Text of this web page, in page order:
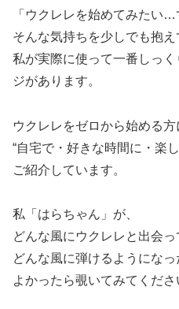
「ウクレレを始めてみたい
そんな気持ちを少しでも抱え
私が実際に使って一番しっ
ジがあります。
ウクレレをゼロから始める方
“自宅で・好きな時間に・楽
ご紹介しています。
私「はらちゃん」が、
どんな風にウクレレと出会っ
どんな風に弾けるようにな
よかったら覗いてみてくださ